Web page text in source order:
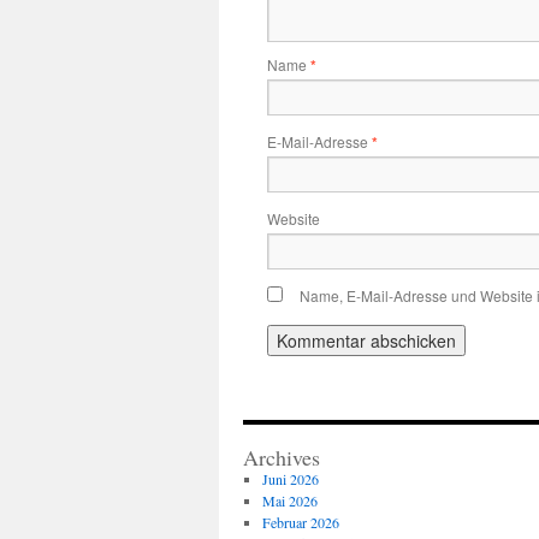
Name *
E-Mail-Adresse *
Website
Name, E-Mail-Adresse und
Archives
Juni 2026
Mai 2026
Februar 2026